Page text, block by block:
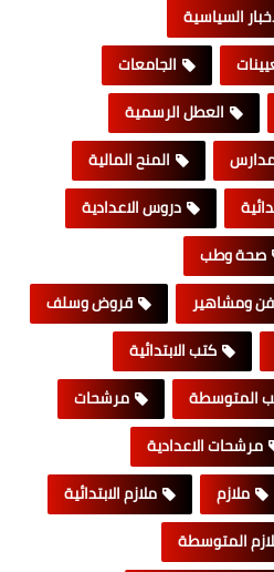
السياسية
الجامعات
العطل الرسمية
المنح المالية
دروس الاعدادية
صحة وطب
فن ومشاهير
قروض وسلف
كتب الابتدائية
المتوسطة
مرشحات
مرشحات الاعدادية
ملازم
ملازم الابتدائية
المتوسطة